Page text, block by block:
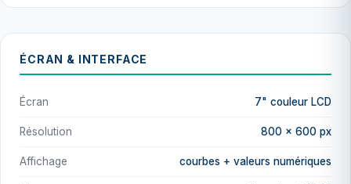
ÉCRAN & INTERFACE
Écran 7" couleur LCD
Résolution 800 × 600 px
Affichage courbes + valeurs numériques